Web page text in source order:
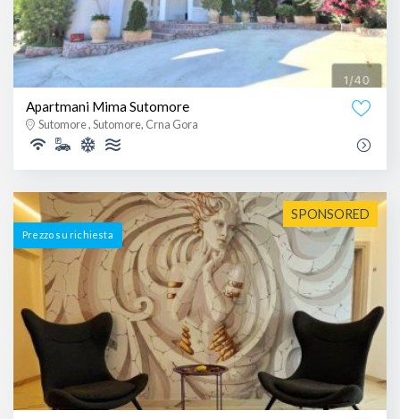
Apartmani Mima Sutomore
Sutomore , Sutomore, Crna Gora
SPONSORED
Prezzo su richiesta